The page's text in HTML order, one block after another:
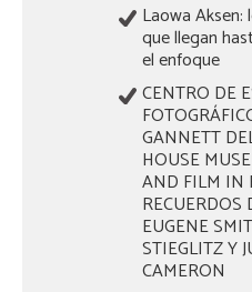
Laowa
que llegan
el enfoque
CENTRO DE
GANNETT
HOUSE
AND FILM IN
EUGENE
STIEGLITZ Y
CAMERON